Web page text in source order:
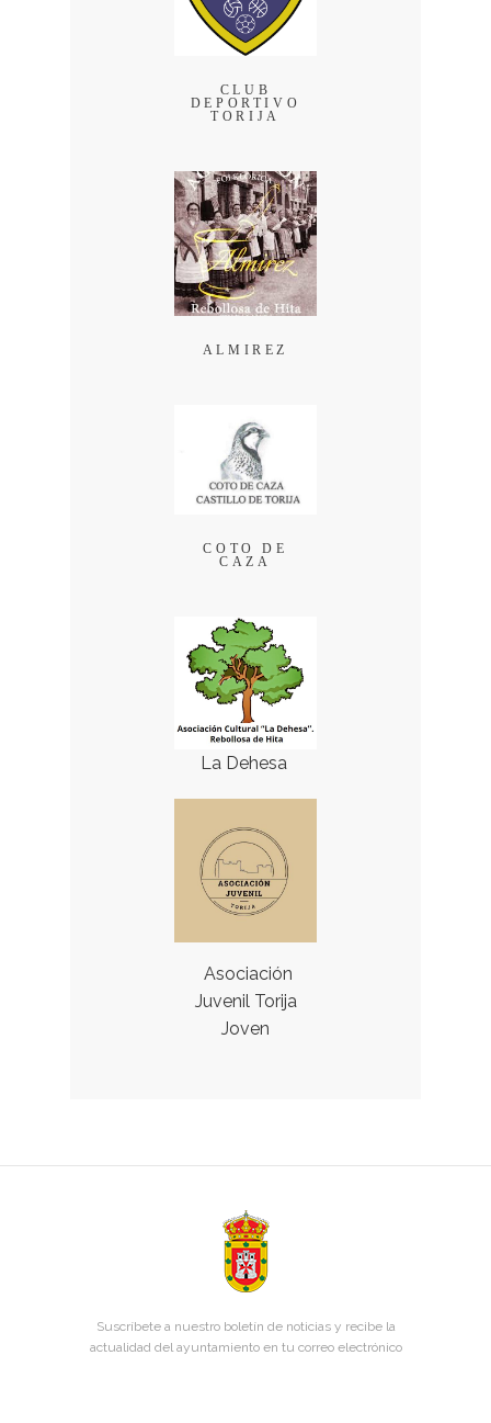
CLUB
DEPORTIVO
TORIJA
ALMIREZ
COTO DE
CAZA
La Dehesa
Asociación
Juvenil Torija
Joven
Suscríbete a nuestro boletín de noticias y recibe la
actualidad del ayuntamiento en tu correo electrónico